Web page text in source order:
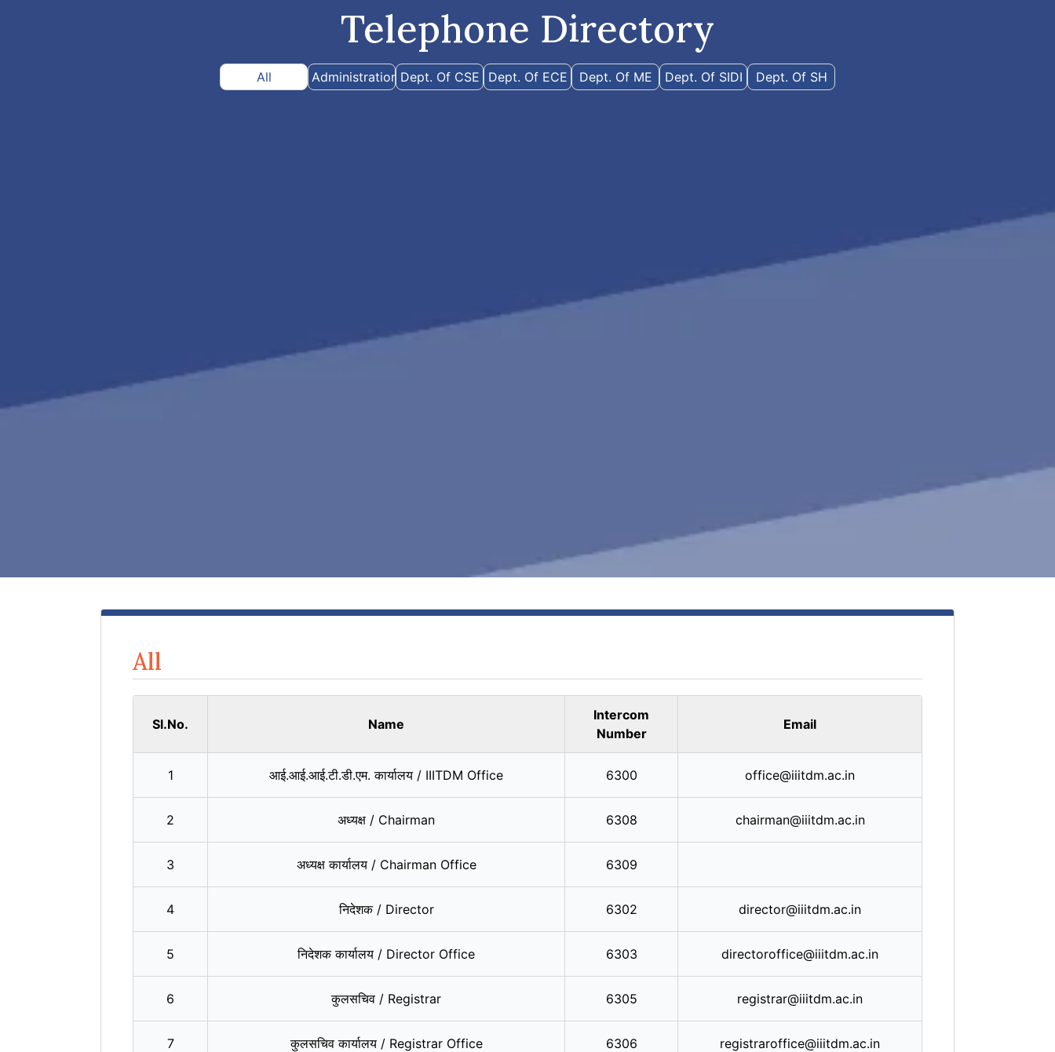
Telephone Directory
All Administration Dept. Of CSE Dept. Of ECE Dept. Of ME Dept. Of SIDI Dept. Of SH
All
Sl.No. Name
Intercom
Number
Email
1 आई.आई.आई.टी.डी.एम. कार्यालय / IIITDM Office 6300 office@iiitdm.ac.in
2 अध्‍यक्ष / Chairman 6308 chairman@iiitdm.ac.in
3 अध्‍यक्ष कार्यालय / Chairman Office 6309
4 निदेशक / Director 6302 director@iiitdm.ac.in
5 निदेशक कार्यालय / Director Office 6303 directoroffice@iiitdm.ac.in
6 कुलसचिव / Registrar 6305 registrar@iiitdm.ac.in
7 कुलसचिव कार्यालय / Registrar Office 6306 registraroffice@iiitdm.ac.in